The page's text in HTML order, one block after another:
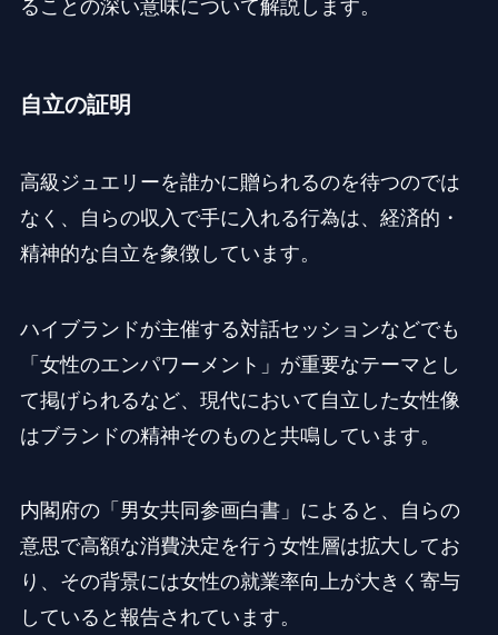
ることの深い意味について解説します。
自立の証明
高級ジュエリーを誰かに贈られるのを待つのでは
なく、自らの収入で手に入れる行為は、経済的・
精神的な自立を象徴しています。
ハイブランドが主催する対話セッションなどでも
「女性のエンパワーメント」が重要なテーマとし
て掲げられるなど、現代において自立した女性像
はブランドの精神そのものと共鳴しています。
内閣府の「男女共同参画白書」によると、自らの
意思で高額な消費決定を行う女性層は拡大してお
り、その背景には女性の就業率向上が大きく寄与
していると報告されています。